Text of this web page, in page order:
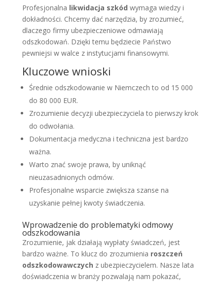
Profesjonalna likwidacja szkód wymaga wiedzy i
dokładności. Chcemy dać narzędzia, by zrozumieć,
dlaczego firmy ubezpieczeniowe odmawiają
odszkodowań. Dzięki temu będziecie Państwo
pewniejsi w walce z instytucjami finansowymi.
Kluczowe wnioski
Średnie odszkodowanie w Niemczech to od 15 000
do 80 000 EUR.
Zrozumienie decyzji ubezpieczyciela to pierwszy krok
do odwołania.
Dokumentacja medyczna i techniczna jest bardzo
ważna.
Warto znać swoje prawa, by uniknąć
nieuzasadnionych odmów.
Profesjonalne wsparcie zwiększa szanse na
uzyskanie pełnej kwoty świadczenia.
Wprowadzenie do problematyki odmowy
odszkodowania
Zrozumienie, jak działają wypłaty świadczeń, jest
bardzo ważne. To klucz do zrozumienia roszczeń
odszkodowawczych z ubezpieczycielem. Nasze lata
doświadczenia w branży pozwalają nam pokazać,